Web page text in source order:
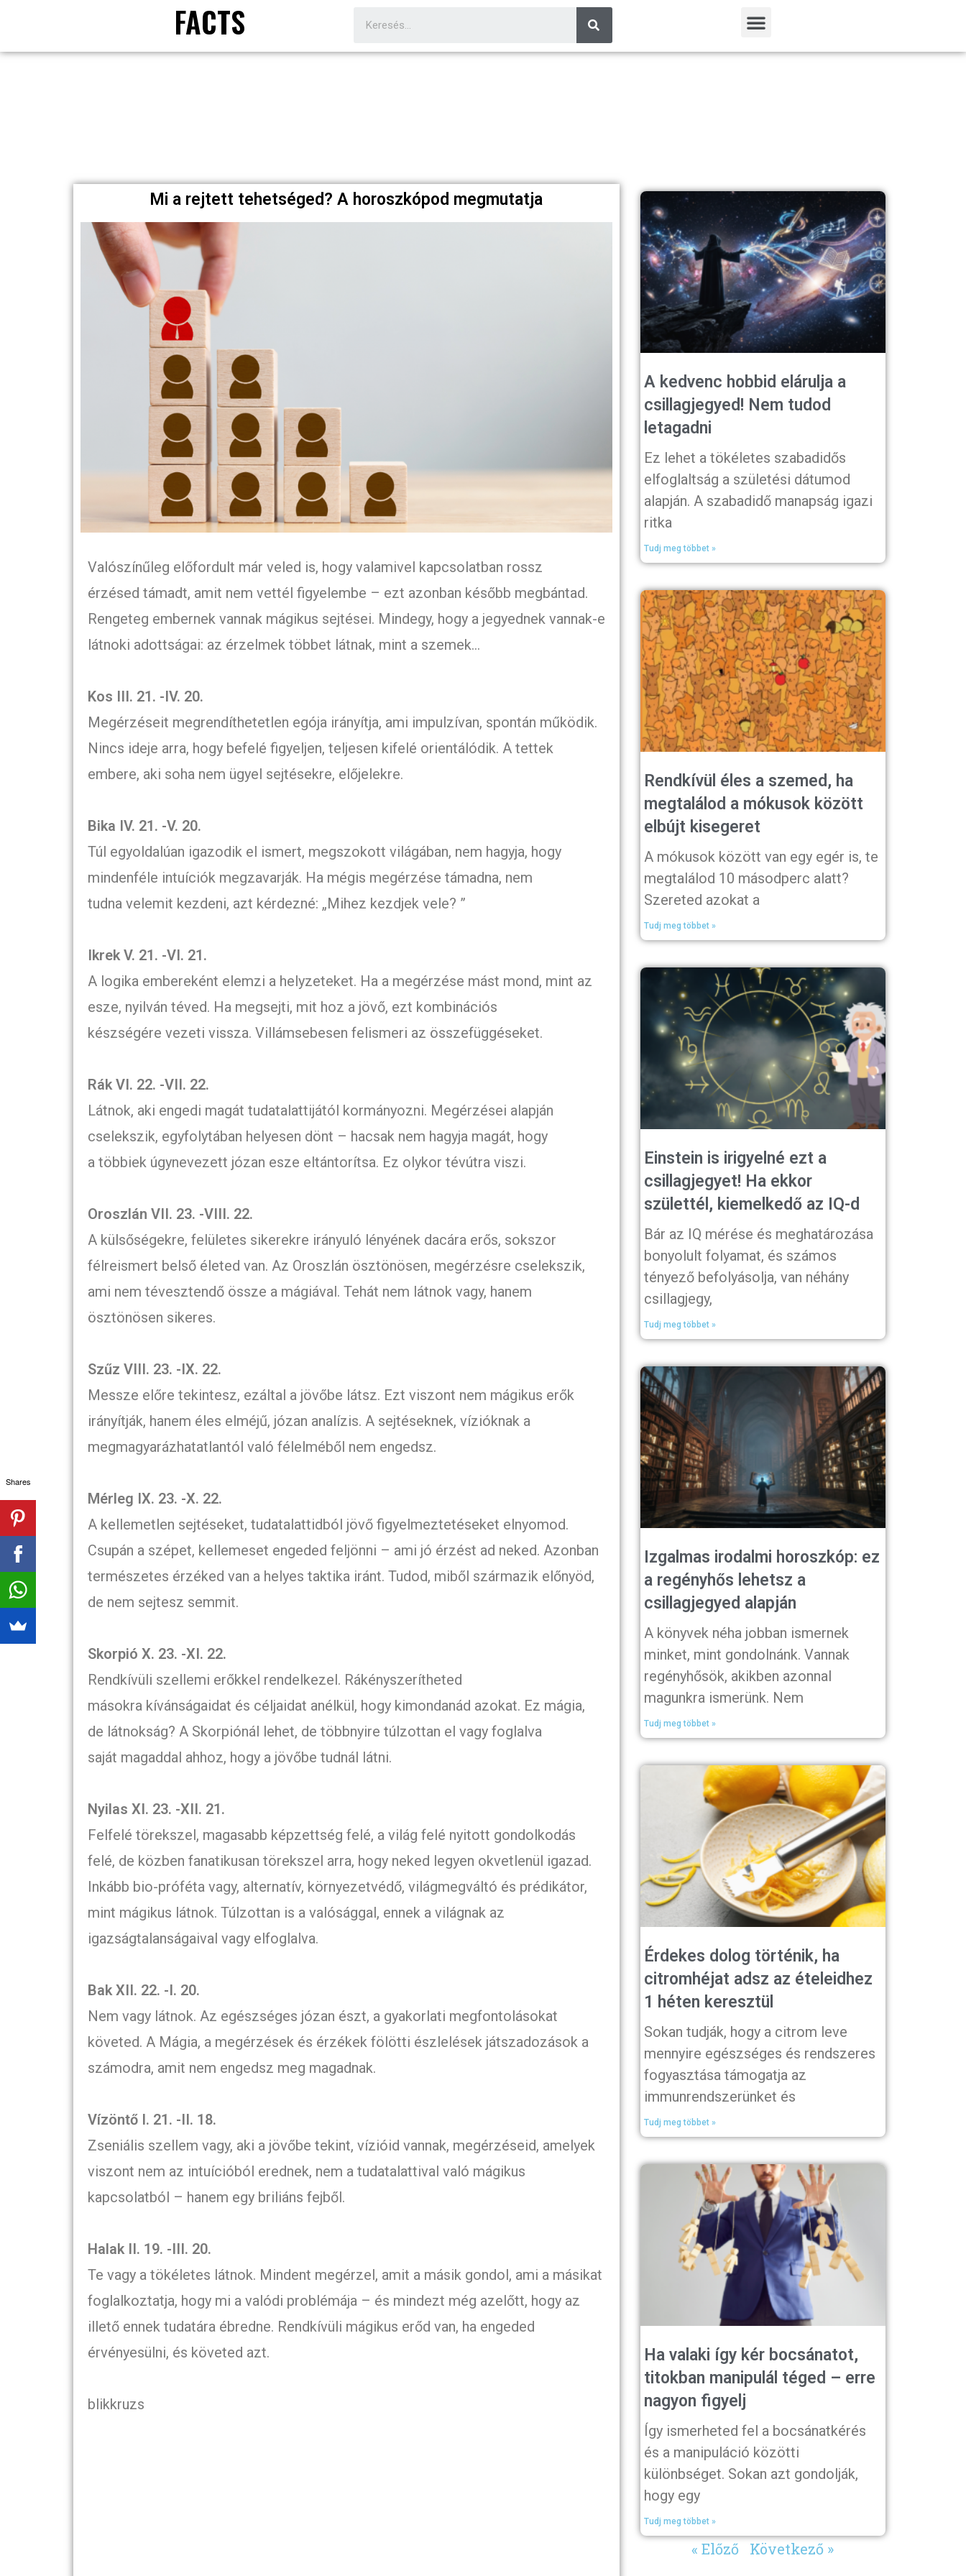
FACTS
Mi a rejtett tehetséged? A horoszkópod megmutatja
Valószínűleg előfordult már veled is, hogy valamivel kapcsolatban rossz
érzésed támadt, amit nem vettél figyelembe – ezt azonban később megbántad.
Rengeteg embernek vannak mágikus sejtései. Mindegy, hogy a jegyednek vannak-e
látnoki adottságai: az érzelmek többet látnak, mint a szemek…
Kos III. 21. -IV. 20.
Megérzéseit megrendíthetetlen egója irányítja, ami impulzívan, spontán működik.
Nincs ideje arra, hogy befelé figyeljen, teljesen kifelé orientálódik. A tettek
embere, aki soha nem ügyel sejtésekre, előjelekre.
Bika IV. 21. -V. 20.
Túl egyoldalúan igazodik el ismert, megszokott világában, nem hagyja, hogy
mindenféle intuíciók megzavarják. Ha mégis megérzése támadna, nem
tudna velemit kezdeni, azt kérdezné: „Mihez kezdjek vele? ”
Ikrek V. 21. -VI. 21.
A logika embereként elemzi a helyzeteket. Ha a megérzése mást mond, mint az
esze, nyilván téved. Ha megsejti, mit hoz a jövő, ezt kombinációs
készségére vezeti vissza. Villámsebesen felismeri az összefüggéseket.
Rák VI. 22. -VII. 22.
Látnok, aki engedi magát tudatalattijától kormányozni. Megérzései alapján
cselekszik, egyfolytában helyesen dönt – hacsak nem hagyja magát, hogy
a többiek úgynevezett józan esze eltántorítsa. Ez olykor tévútra viszi.
Oroszlán VII. 23. -VIII. 22.
A külsőségekre, felületes sikerekre irányuló lényének dacára erős, sokszor
félreismert belső életed van. Az Oroszlán ösztönösen, megérzésre cselekszik,
ami nem tévesztendő össze a mágiával. Tehát nem látnok vagy, hanem
ösztönösen sikeres.
Szűz VIII. 23. -IX. 22.
Messze előre tekintesz, ezáltal a jövőbe látsz. Ezt viszont nem mágikus erők
irányítják, hanem éles elméjű, józan analízis. A sejtéseknek, vízióknak a
megmagyarázhatatlantól való félelméből nem engedsz.
Mérleg IX. 23. -X. 22.
A kellemetlen sejtéseket, tudatalattidból jövő figyelmeztetéseket elnyomod.
Csupán a szépet, kellemeset engeded feljönni – ami jó érzést ad neked. Azonban
természetes érzéked van a helyes taktika iránt. Tudod, miből származik előnyöd,
de nem sejtesz semmit.
Skorpió X. 23. -XI. 22.
Rendkívüli szellemi erőkkel rendelkezel. Rákényszerítheted
másokra kívánságaidat és céljaidat anélkül, hogy kimondanád azokat. Ez mágia,
de látnokság? A Skorpiónál lehet, de többnyire túlzottan el vagy foglalva
saját magaddal ahhoz, hogy a jövőbe tudnál látni.
Nyilas XI. 23. -XII. 21.
Felfelé törekszel, magasabb képzettség felé, a világ felé nyitott gondolkodás
felé, de közben fanatikusan törekszel arra, hogy neked legyen okvetlenül igazad.
Inkább bio-próféta vagy, alternatív, környezetvédő, világmegváltó és prédikátor,
mint mágikus látnok. Túlzottan is a valósággal, ennek a világnak az
igazságtalanságaival vagy elfoglalva.
Bak XII. 22. -I. 20.
Nem vagy látnok. Az egészséges józan észt, a gyakorlati megfontolásokat
követed. A Mágia, a megérzések és érzékek fölötti észlelések játszadozások a
számodra, amit nem engedsz meg magadnak.
Vízöntő I. 21. -II. 18.
Zseniális szellem vagy, aki a jövőbe tekint, vízióid vannak, megérzéseid, amelyek
viszont nem az intuícióból erednek, nem a tudatalattival való mágikus
kapcsolatból – hanem egy briliáns fejből.
Halak II. 19. -III. 20.
Te vagy a tökéletes látnok. Mindent megérzel, amit a másik gondol, ami a másikat
foglalkoztatja, hogy mi a valódi problémája – és mindezt még azelőtt, hogy az
illető ennek tudatára ébredne. Rendkívüli mágikus erőd van, ha engeded
érvényesülni, és követed azt.
blikkruzs
A kedvenc hobbid elárulja a
csillagjegyed! Nem tudod
letagadni
Ez lehet a tökéletes szabadidős
elfoglaltság a születési dátumod
alapján. A szabadidő manapság igazi
ritka
Tudj meg többet »
Rendkívül éles a szemed, ha
megtalálod a mókusok között
elbújt kisegeret
A mókusok között van egy egér is, te
megtalálod 10 másodperc alatt?
Szereted azokat a
Tudj meg többet »
Einstein is irigyelné ezt a
csillagjegyet! Ha ekkor
születtél, kiemelkedő az IQ-d
Bár az IQ mérése és meghatározása
bonyolult folyamat, és számos
tényező befolyásolja, van néhány
csillagjegy,
Tudj meg többet »
Izgalmas irodalmi horoszkóp: ez
a regényhős lehetsz a
csillagjegyed alapján
A könyvek néha jobban ismernek
minket, mint gondolnánk. Vannak
regényhősök, akikben azonnal
magunkra ismerünk. Nem
Tudj meg többet »
Érdekes dolog történik, ha
citromhéjat adsz az ételeidhez
1 héten keresztül
Sokan tudják, hogy a citrom leve
mennyire egészséges és rendszeres
fogyasztása támogatja az
immunrendszerünket és
Tudj meg többet »
Ha valaki így kér bocsánatot,
titokban manipulál téged – erre
nagyon figyelj
Így ismerheted fel a bocsánatkérés
és a manipuláció közötti
különbséget. Sokan azt gondolják,
hogy egy
Tudj meg többet »
« Előző Következő »
Shares